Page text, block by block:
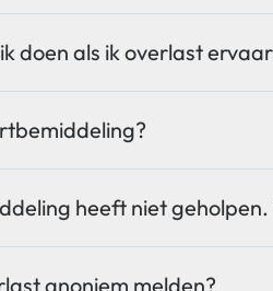
doen als ik overlast
heeft niet geholpen.
anoniem melden?